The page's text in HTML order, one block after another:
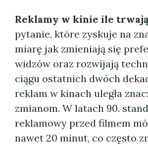
Reklamy w kinie ile
pytanie, które zyskuje na
miarę jak zmieniają się
widzów oraz rozwijają
ciągu ostatnich dwóch
reklam w kinach uległa
zmianom. W latach 90.
reklamowy przed filmem
nawet 20 minut, co często